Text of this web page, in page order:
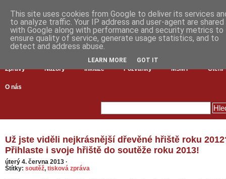
Zprávy Názory Inkluze Pozvánky MŠMT Čtení
O nás
Už jste viděli nejkrásnější dřevěné hřiště roku
Přihlaste i svoje hřiště do soutěže roku 2013!
úterý 4. června 2013 ·
Štítky: soutěž, tisková zpráva
This site uses cookies from Google to deliver its services
to analyze traffic. Your IP address and user-agent are shared
with Google along with performance and security metrics to
ensure quality of service, generate usage statistics, and to
detect and address abuse.
LEARN MORE GOT IT